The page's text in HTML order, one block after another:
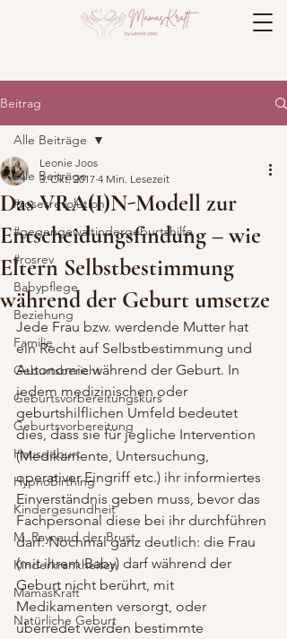
Beitrag
Alle Beiträge
#rosesrevolution
#gegengewaltindergeburtshilfe
#rosrev
Babypflege
Beziehung
Familie
Geburtsbericht
Geburtsvorbereitungskurs
Geburtsvorbereitung
Hausgeburt
HypnoBirthing
Kindergesundheit
M. Raynaud der Brust
Kinderkrankheiten
MamasKraft
Natürliche Geburt
Alle Beiträge
Das VRA(I)N-Modell zur
Entscheidungsfindung – wie
Eltern Selbstbestimmung
während der Geburt umsetze
Leonie Joos
3. Okt. 2017 4 Min. Lesezeit
Jede Frau bzw. werdende Mutter hat
ein Recht auf Selbstbestimmung und
Autonomie während der Geburt. In
jedem medizinischen oder
geburtshilflichen Umfeld bedeutet
dies, dass sie für jegliche Intervention
(Medikamente, Untersuchung,
operativer Eingriff etc.) ihr informiertes
Einverständnis geben muss, bevor das
Fachpersonal diese bei ihr durchführen
darf. Nochmal ganz deutlich: die Frau
(mit ihrem Baby) darf während der
Geburt nicht berührt, mit
Medikamenten versorgt, oder
überredet werden bestimmte